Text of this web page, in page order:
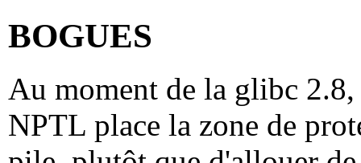
BOGUES
Au moment de la glibc
NPTL place la zone de